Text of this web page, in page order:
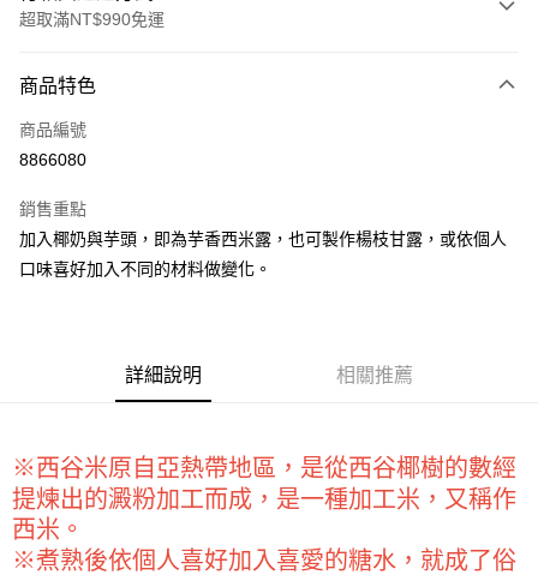
超取滿NT$990免運
信用卡一次付款
超商取貨付款
Apple Pay
街口支付
【關於「AFTEE先享後付」】
AFTEE先享後付是「在收到商品之後才付款」的支付方式。 讓您購物簡單
便利好安心！
１．簡單：不需註冊會員、不需綁卡、不需儲值。
２．便利：只要手機號碼，簡訊認證，即可結帳。
ATM付款
運送方式
商品特色
商品編號
8866080
銷售重點
加入椰奶與芋頭，即為芋香西米露，也可製作楊枝甘露，或依個人
口味喜好加入不同的材料做變化。
詳細說明 相關推薦
※西谷米原自亞熱帶地區，是從西谷椰樹的數經
提煉出的澱粉加工而成，是一種加工米，又稱作
西米。
※煮熟後依個人喜好加入喜愛的糖水，就成了俗